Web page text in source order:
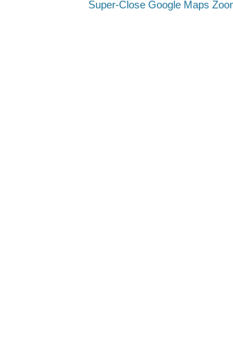
Super-Close Google Maps